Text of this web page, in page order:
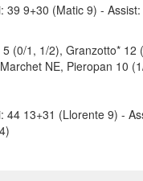
9+30 (Matic 9) -
(0/1, 1/2), Granzotto* 12
NE, Pieropan 10
13+31 (Llorente 9) -